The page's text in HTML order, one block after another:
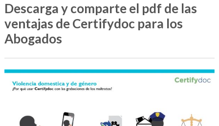
Descarga y comparte el pdf de las
ventajas de Certifydoc para los
Abogados